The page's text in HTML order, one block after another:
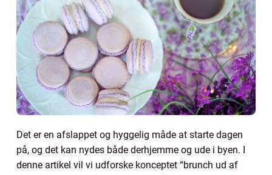
Det er en afslappet og hyggelig måde at starte dagen
på, og det kan nydes både derhjemme og ude i byen. I
denne artikel vil vi udforske konceptet “brunch ud af